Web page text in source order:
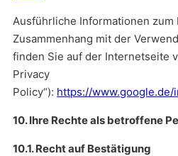
Ausführliche Informationen zum
Zusammenhang mit der
finden Sie auf der Internetseite
Privacy
Policy“): https://
10. Ihre Rechte als betroffene
10.1. Recht auf Bestätigung